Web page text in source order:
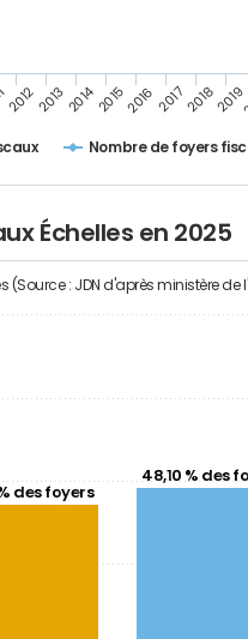
Nombre de foyers
20122013201420152016 201720182019
Échelles en 2025
: JDN d'après ministère de
des foyers
48,10 % des